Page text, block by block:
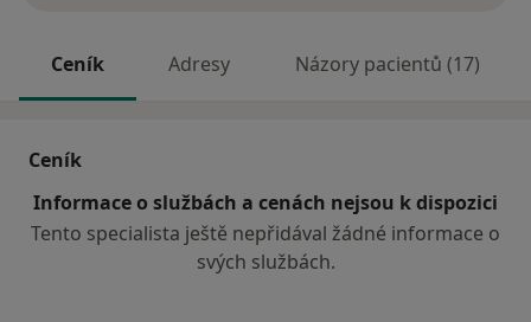
Ceník Adresy Názory pacientů (17)
Ceník
Informace o službách a cenách nejsou k dispozici
Tento specialista ještě nepřidával žádné informace o
svých službách.